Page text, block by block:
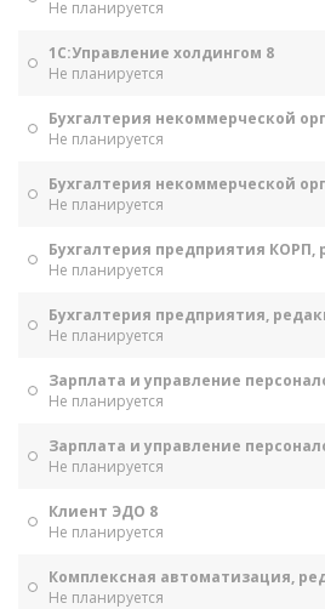
Не планируется
1С:Управление холдингом 8
Не планируется
Бухгалтерия некоммерческой
Не планируется
Бухгалтерия некоммерческой
Не планируется
Бухгалтерия предприятия КОРП,
Не планируется
Бухгалтерия предприятия,
Не планируется
Зарплата и управление
Не планируется
Зарплата и управление
Не планируется
Клиент ЭДО 8
Не планируется
Комплексная автоматизация,
Не планируется